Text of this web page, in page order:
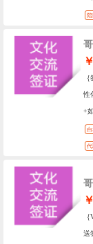
性
+
白
代
送